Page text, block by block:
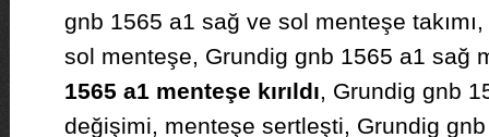
gnb 1565 a1 sağ ve sol menteşe
sol menteşe, Grundig gnb 1565 a1 sağ
1565 a1 menteşe kırıldı, Grundig gnb
değişimi, menteşe sertleşti, Grundig